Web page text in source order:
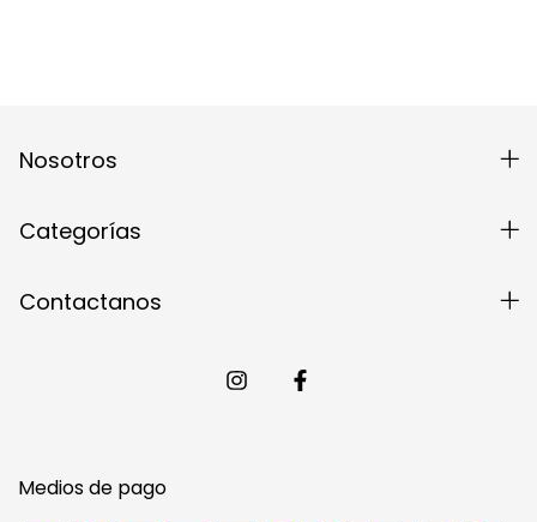
Nosotros
Categorías
Contactanos
Medios de pago